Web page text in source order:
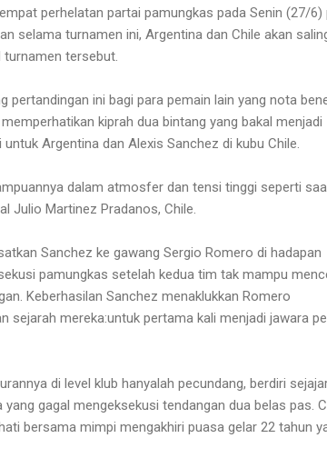
perhelatan partai pamungkas pada Senin (27/6)
selama turnamen ini, Argentina dan Chile akan
tersebut.
pertandingan ini bagi para pemain lain yang nota
kiprah dua bintang yang bakal menjadi
Argentina dan Alexis Sanchez di kubu Chile.
dalam atmosfer dan tensi tinggi seperti
Julio Martinez Pradanos, Chile.
Sanchez ke gawang Sergio Romero di hadapan
pamungkas setelah kedua tim tak mampu
Keberhasilan Sanchez menaklukkan Romero
sejarah mereka:untuk pertama kali menjadi jawara
di level klub hanyalah pecundang, berdiri
gagal mengeksekusi tendangan dua belas pas.
bersama mimpi mengakhiri puasa gelar 22 tahun